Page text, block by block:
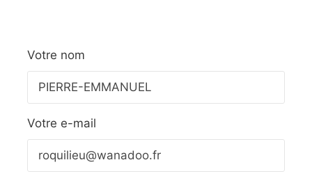
Votre nom
Votre e-mail